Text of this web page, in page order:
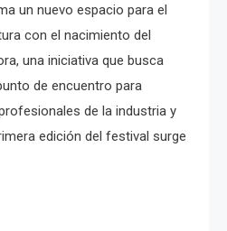
un nuevo espacio para el
con el nacimiento del
una iniciativa que busca
de encuentro para
de la industria y
edición del festival surge